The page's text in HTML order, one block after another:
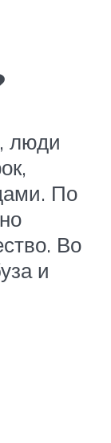
люди
По
Во
и